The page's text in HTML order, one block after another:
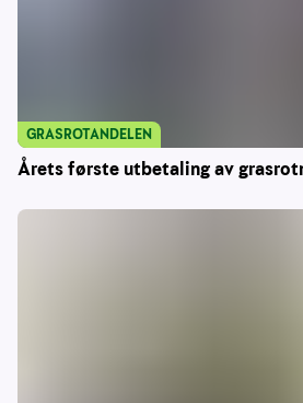
Årets første utbetaling av
GRASROTANDELEN